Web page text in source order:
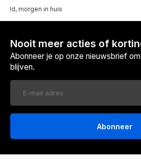
morgen in huis
Nooit meer acties of
Abonneer je op onze nieuwsbrief
blijven.
Abonneer